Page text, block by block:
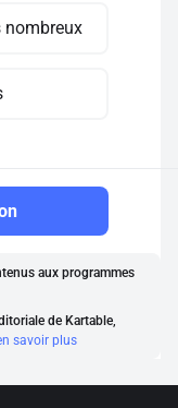
nombreux
aux programmes
de Kartable,
savoir plus